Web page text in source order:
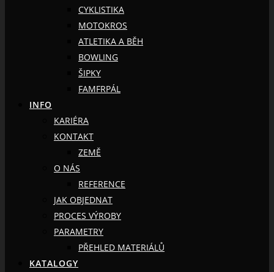
CYKLISTIKA
MOTOKROS
ATLETIKA A BĚH
BOWLING
ŠIPKY
FAMFRPÁL
INFO
KARIÉRA
KONTAKT
ZEMĚ
O NÁS
REFERENCE
JAK OBJEDNAT
PROCES VÝROBY
PARAMETRY
PŘEHLED MATERIÁLŮ
KATALOGY